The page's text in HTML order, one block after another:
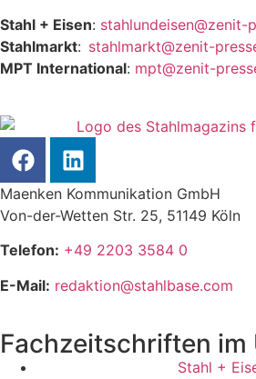
Stahl + Eisen: stahlundeisen@zenit-
Stahlmarkt: stahlmarkt@zenit-
MPT International: mpt@zenit-
Maenken Kommunikation GmbH
Von-der-Wetten Str. 25, 51149 Köln
Telefon: +49 2203 3584 0
E-Mail: redaktion@stahlbase.com
Fachzeitschriften
Stahl +